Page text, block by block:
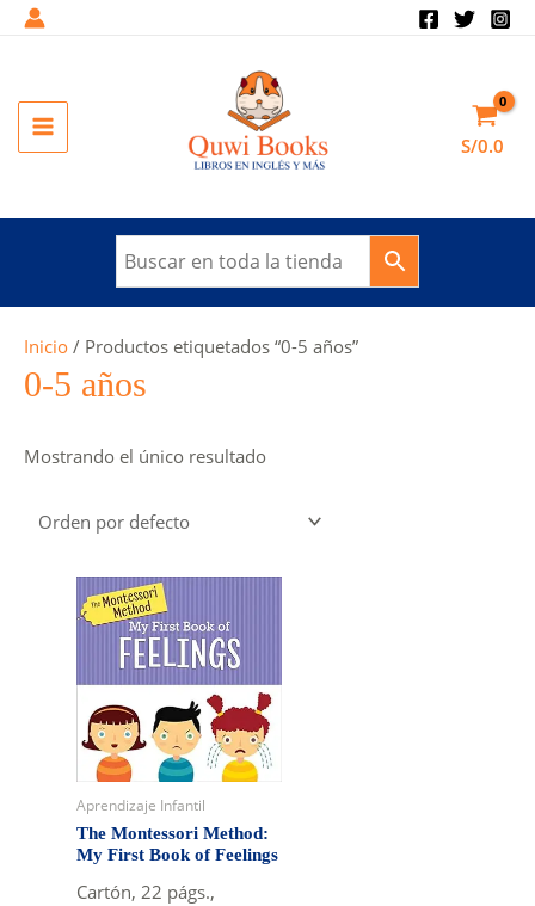
MAIN
S/0.0
Inicio / Productos etiquetados “0-5 años”
0-5 años
Mostrando el único resultado
Aprendizaje Infantil
The Montessori Method:
My First Book of Feelings
Cartón, 22 págs.,